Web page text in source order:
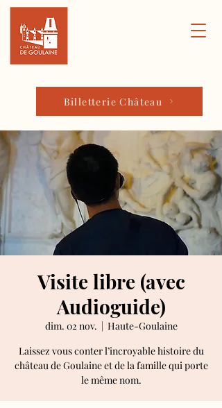
Billetterie Château
Visite libre (avec
Audioguide)
dim. 02 nov.
  |
Haute-Goulaine
Laissez vous conter l’incroyable histoire du
château de Goulaine et de la famille qui porte
le même nom.